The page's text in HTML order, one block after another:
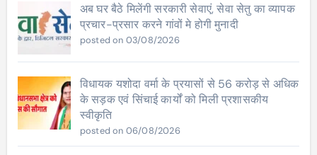
अब घर बैठे मिलेंगी सरकारी सेवाएं, सेवा सेतु का व्यापक
प्रचार-प्रसार करने गांवों मे होगी मुनादी
posted on 03/08/2026
विधायक यशोदा वर्मा के प्रयासों से 56 करोड़ से अधिक
के सड़क एवं सिंचाई कार्यों को मिली प्रशासकीय
स्वीकृति
posted on 06/08/2026